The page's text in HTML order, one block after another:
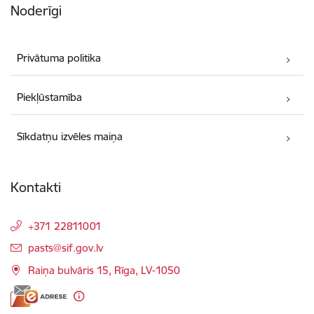
Noderīgi
Privātuma politika
Piekļūstamība
Sīkdatņu izvēles maiņa
Kontakti
+371 22811001
E-pasts:
pasts@sif.gov.lv
Raiņa bulvāris 15, Rīga, LV-1050